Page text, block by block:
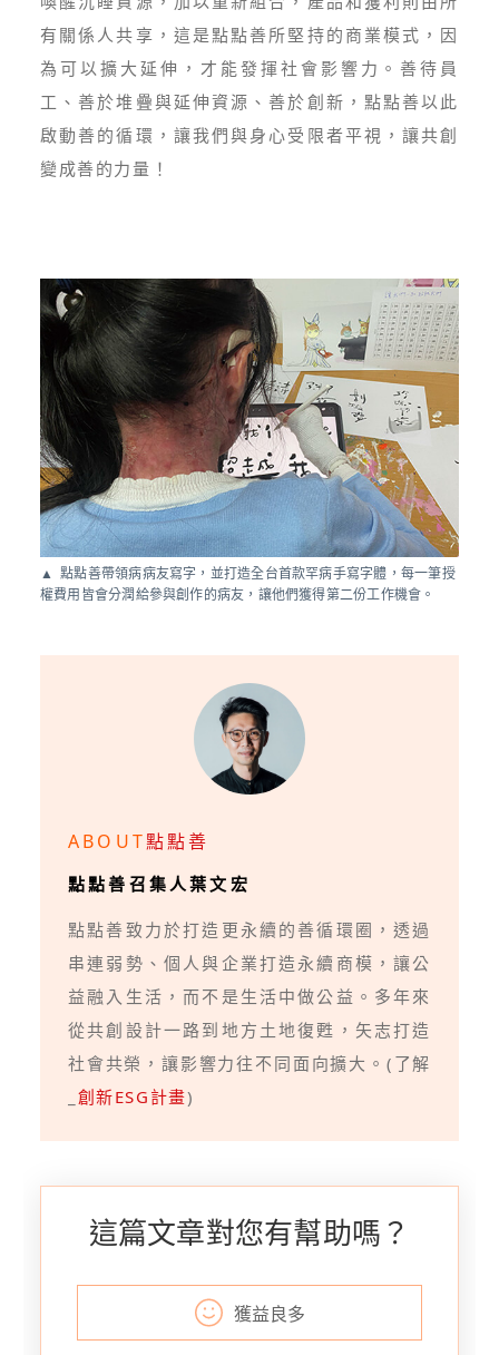
有關係人共享，這是點點善所堅持的商業模式，因
為可以擴大延伸，才能發揮社會影響力。善待員
工、善於堆疊與延伸資源、善於創新，點點善以此
啟動善的循環，讓我們與身心受限者平視，讓共創
變成善的力量！
點點善帶領病病友寫字，並打造全台首款罕病手寫字體，每一筆授
權費用皆會分潤給參與創作的病友，讓他們獲得第二份工作機會。
ABOUT點點善
點點善召集人葉文宏
點點善致力於打造更永續的善循環圈，透過
串連弱勢、個人與企業打造永續商模，讓公
益融入生活，而不是生活中做公益。多年來
從共創設計一路到地方土地復甦，矢志打造
社會共榮，讓影響力往不同面向擴大。(了解
創新ESG計畫)
這篇文章對您有幫助嗎？
獲益良多